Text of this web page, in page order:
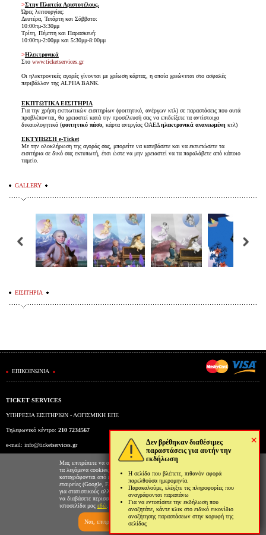
×
Δεν βρέθηκαν διαθέσιμες
παραστάσεις για αυτήν την
εκδήλωση
Η σελίδα που βλέπετε, πιθανόν αφορά
παρελθούσα ημερομηνία.
Παρακαλούμε, ελέγξτε τις πληροφορίες που
αναγράφονται παραπάνω
Για να εντοπίσετε την εκδήλωση που
αναζητάτε, κάντε κλικ στο ειδικό εικονίδιο
αναζήτησης παραστάσεων στην κορυφή της
σελίδας
>Στην Πλατεία Αριστοτέλους.
Ώρες λειτουργίας:
Δευτέρα, Τετάρτη και Σάββατο:
10:00πμ-3:30μμ
Τρίτη, Πέμπτη και Παρασκευή:
10:00πμ-2:00μμ και 5:30μμ-8:00μμ
>Ηλεκτρονικά
Στο www.ticketservices.gr
Οι ηλεκτρονικές αγορές γίνονται με χρέωση κάρτας, η οποία χρεώνεται στο ασφαλές
περιβάλλον της ALPHA BANK.
ΕΚΠΤΩΤΙΚΑ ΕΙΣΙΤΗΡΙΑ
Για την χρήση εκπτωτικών εισιτηρίων (φοιτητικό, ανέργων κτλ) σε παραστάσεις που αυτά
προβλέπονται, θα χρειαστεί κατά την προσέλευσή σας να επιδείξετε τα αντίστοιχα
δικαιολογητικά (φοιτητικό πάσο, κάρτα ανεργίας ΟΑΕΔηλεκτρονικά ανανεωμένη κτλ)
ΕΚΤΥΠΩΣΗ e-Ticket
Με την ολοκλήρωση της αγοράς σας, μπορείτε να κατεβάσετε και να εκτυπώσετε τα
εισιτήρια σε δικό σας εκτυπωτή, έτσι ώστε να μην χρειαστεί να τα παραλάβετε από κάποιο
ταμείο.
GALLERY
ΕΙΣΙΤΗΡΙΑ
ΕΠΙΚΟΙΝΩΝΙΑ
TICKET SERVICES
ΥΠΗΡΕΣΙΑ ΕΙΣΙΤΗΡΙΩΝ - ΛΟΓΙΣΜΙΚΗ ΕΠΕ
Τηλεφωνικό κέντρο: 210 7234567
e-mail: info@ticketservices.gr
Εκδοτήριο: Πανεπιστημίου 39 (Στοά Πεσμαζόγλου), Αθήνα
Ώρες λειτουργίας εκδοτηρίου: Δευ-Παρ: 9πμ-5μμ
Μας επιτρέπετε να αποθηκεύουμε στον φυλλομετρητή σας
τα λεγόμενα cookies; Με αυτόν τον τρόπο θα
καταγράφονται από εμάς και τρίτες συνεργαζόμενες
εταιρείες (Google, Facebook κτλ) στοιχεία επισκεψιμότητας
για στατιστικούς αλλά και διαφημιστικούς λόγους. Μπορείτε
να διαβάσετε περισσότερα για την χρήση cookies από την
ιστοσελίδα μας εδώ
Ναι, επιτρέπω Όχι, δεν επιτρέπω